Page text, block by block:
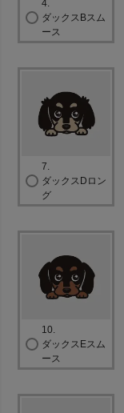
4.
ダックスBスム
ース
7.
ダックスDロン
グ
10.
ダックスEスム
ース